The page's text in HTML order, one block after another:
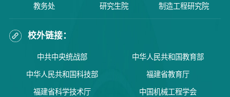
教务处
研究生院 制造工程研究院
校外链接：
中共中央统战部 中华人民共和国教育部
中华人民共和国科技部 福建省教育厅
福建省科学技术厅 中国机械工程学会